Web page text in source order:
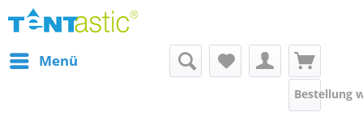
Menü
Bestellung